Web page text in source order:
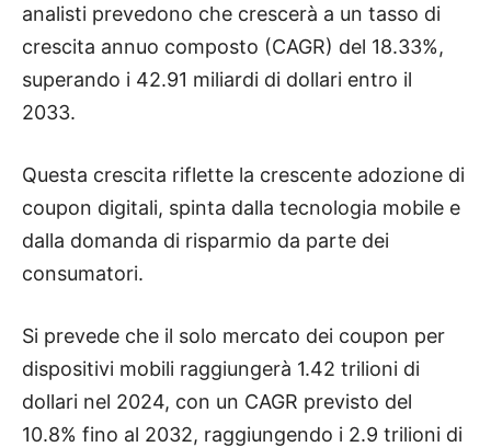
analisti prevedono che crescerà a un tasso di
crescita annuo composto (CAGR) del 18.33%,
superando i 42.91 miliardi di dollari entro il
2033.
Questa crescita riflette la crescente adozione di
coupon digitali, spinta dalla tecnologia mobile e
dalla domanda di risparmio da parte dei
consumatori.
Si prevede che il solo mercato dei coupon per
dispositivi mobili raggiungerà 1.42 trilioni di
dollari nel 2024, con un CAGR previsto del
10.8% fino al 2032, raggiungendo i 2.9 trilioni di